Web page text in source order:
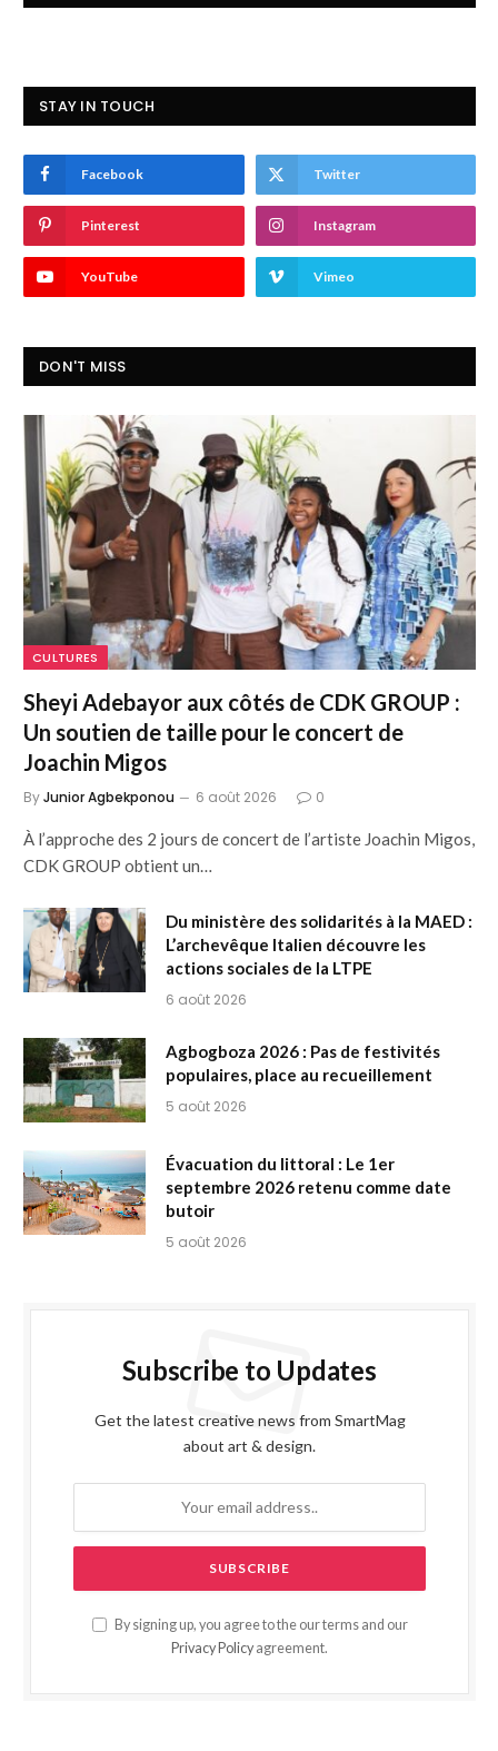
STAY IN TOUCH
Facebook Twitter
Pinterest Instagram
YouTube Vimeo
DON'T MISS
CULTURES
Sheyi Adebayor aux côtés de CDK GROUP :
Un soutien de taille pour le concert de
Joachin Migos
ByJunior Agbekponou 6 août 2026 0
À l’approche des 2 jours de concert de l’artiste Joachin Migos,
CDK GROUP obtient un…
Du ministère des solidarités à la MAED :
L’archevêque Italien découvre les
actions sociales de la LTPE
6 août 2026
Agbogboza 2026 : Pas de festivités
populaires, place au recueillement
5 août 2026
Évacuation du littoral : Le 1er
septembre 2026 retenu comme date
butoir
5 août 2026
Subscribe to Updates
Get the latest creative news from SmartMag
about art & design.
By signing up, you agree to the our terms and our
Privacy Policy agreement.